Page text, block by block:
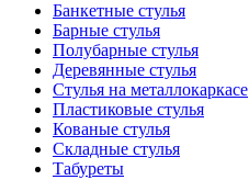
Банкетные стулья
Барные стулья
Полубарные стулья
Деревянные стулья
Стулья на металлокаркасе
Пластиковые стулья
Кованые стулья
Складные стулья
Табуреты